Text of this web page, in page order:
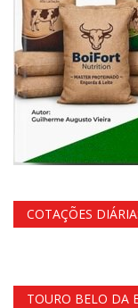
COTAÇÕES
TOURO BELO DA